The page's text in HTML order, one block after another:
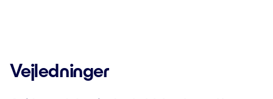
Vejledninger